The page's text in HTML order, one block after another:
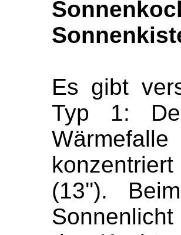
Es gibt
Typ 1:
(13'').